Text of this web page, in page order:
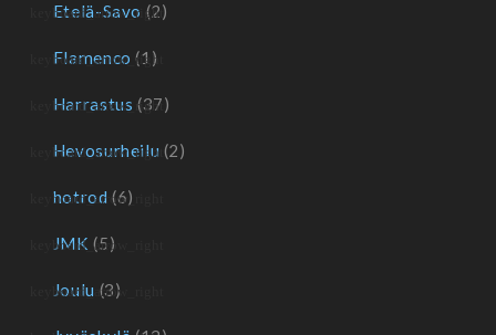
Etelä-Savo (2)
Flamenco (1)
Harrastus (37)
Hevosurheilu (2)
hotrod (6)
JMK (5)
Joulu (3)